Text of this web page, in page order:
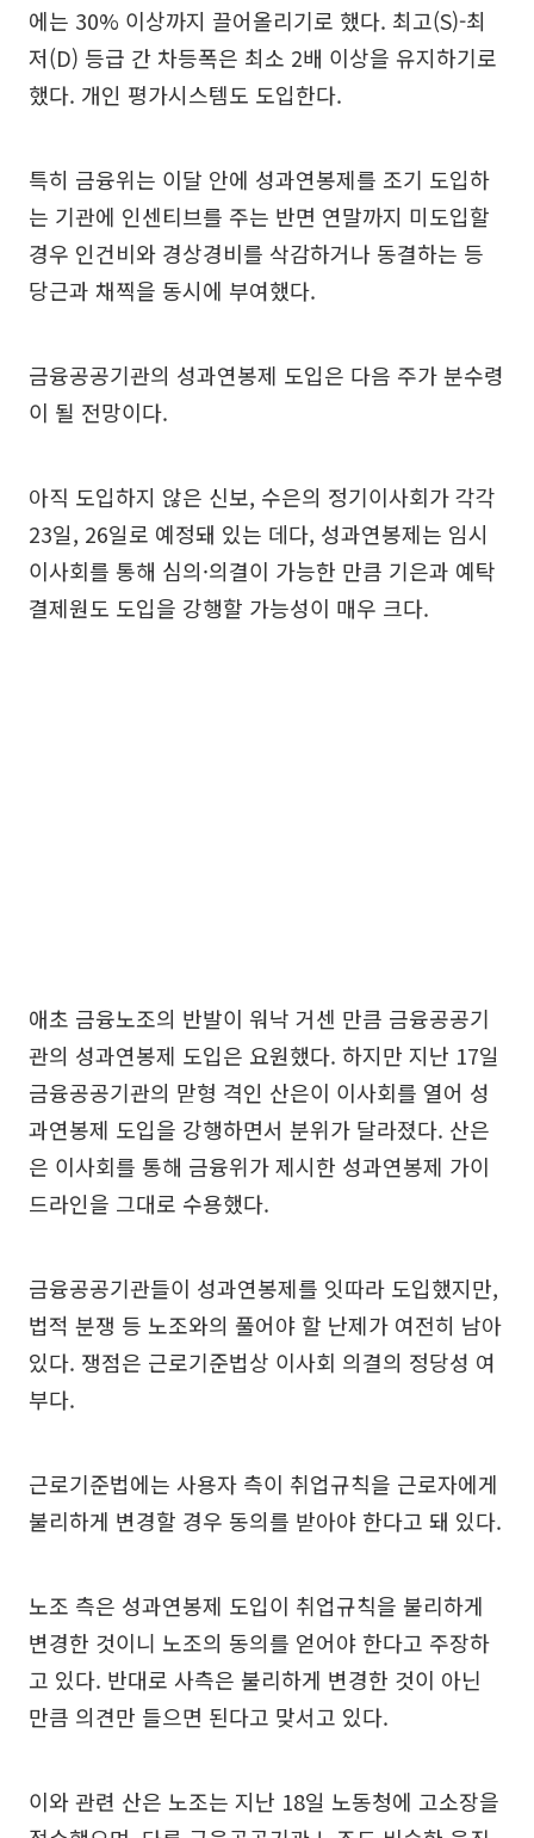
에는 30% 이상까지 끌어올리기로 했다. 최고(S)-최
저(D) 등급 간 차등폭은 최소 2배 이상을 유지하기로
했다. 개인 평가시스템도 도입한다.
특히 금융위는 이달 안에 성과연봉제를 조기 도입하
는 기관에 인센티브를 주는 반면 연말까지 미도입할
경우 인건비와 경상경비를 삭감하거나 동결하는 등
당근과 채찍을 동시에 부여했다.
금융공공기관의 성과연봉제 도입은 다음 주가 분수령
이 될 전망이다.
아직 도입하지 않은 신보, 수은의 정기이사회가 각각
23일, 26일로 예정돼 있는 데다, 성과연봉제는 임시
이사회를 통해 심의·의결이 가능한 만큼 기은과 예탁
결제원도 도입을 강행할 가능성이 매우 크다.
애초 금융노조의 반발이 워낙 거센 만큼 금융공공기
관의 성과연봉제 도입은 요원했다. 하지만 지난 17일
금융공공기관의 맏형 격인 산은이 이사회를 열어 성
과연봉제 도입을 강행하면서 분위가 달라졌다. 산은
은 이사회를 통해 금융위가 제시한 성과연봉제 가이
드라인을 그대로 수용했다.
금융공공기관들이 성과연봉제를 잇따라 도입했지만,
법적 분쟁 등 노조와의 풀어야 할 난제가 여전히 남아
있다. 쟁점은 근로기준법상 이사회 의결의 정당성 여
부다.
근로기준법에는 사용자 측이 취업규칙을 근로자에게
불리하게 변경할 경우 동의를 받아야 한다고 돼 있다.
노조 측은 성과연봉제 도입이 취업규칙을 불리하게
변경한 것이니 노조의 동의를 얻어야 한다고 주장하
고 있다. 반대로 사측은 불리하게 변경한 것이 아닌
만큼 의견만 들으면 된다고 맞서고 있다.
이와 관련 산은 노조는 지난 18일 노동청에 고소장을